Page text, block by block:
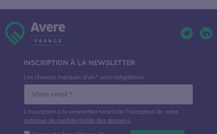
INSCRIPTION À LA NEWSLETTER
Les champs marqués d’un * sont obligatoires
L'inscription à la newsletter nécessite l'acception de notre
politique de confidentialité des données